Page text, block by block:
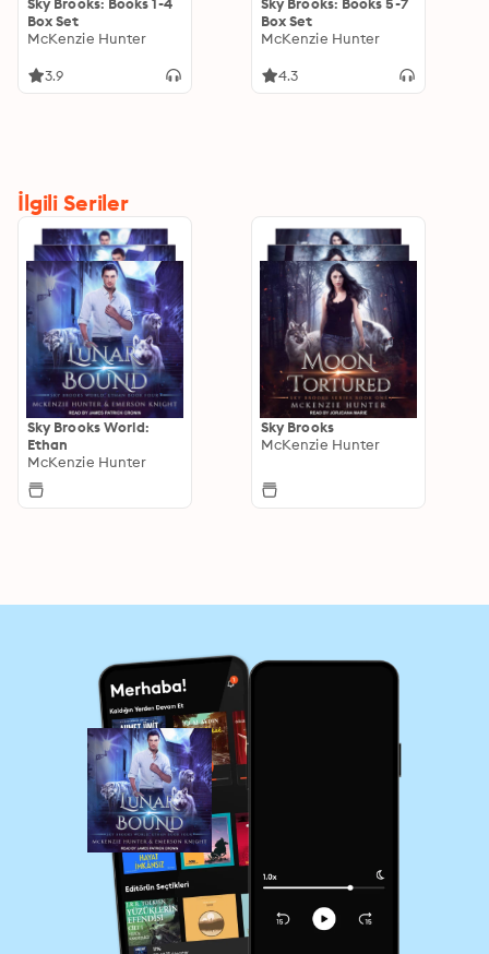
Box Set
McKenzie Hunter
3.9
Box Set
McKenzie Hunter
4.3
İlgili Seriler
Sky Brooks World:
Ethan
McKenzie Hunter
Sky Brooks
McKenzie Hunter